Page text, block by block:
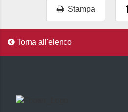
Stampa
Torna all'elenco